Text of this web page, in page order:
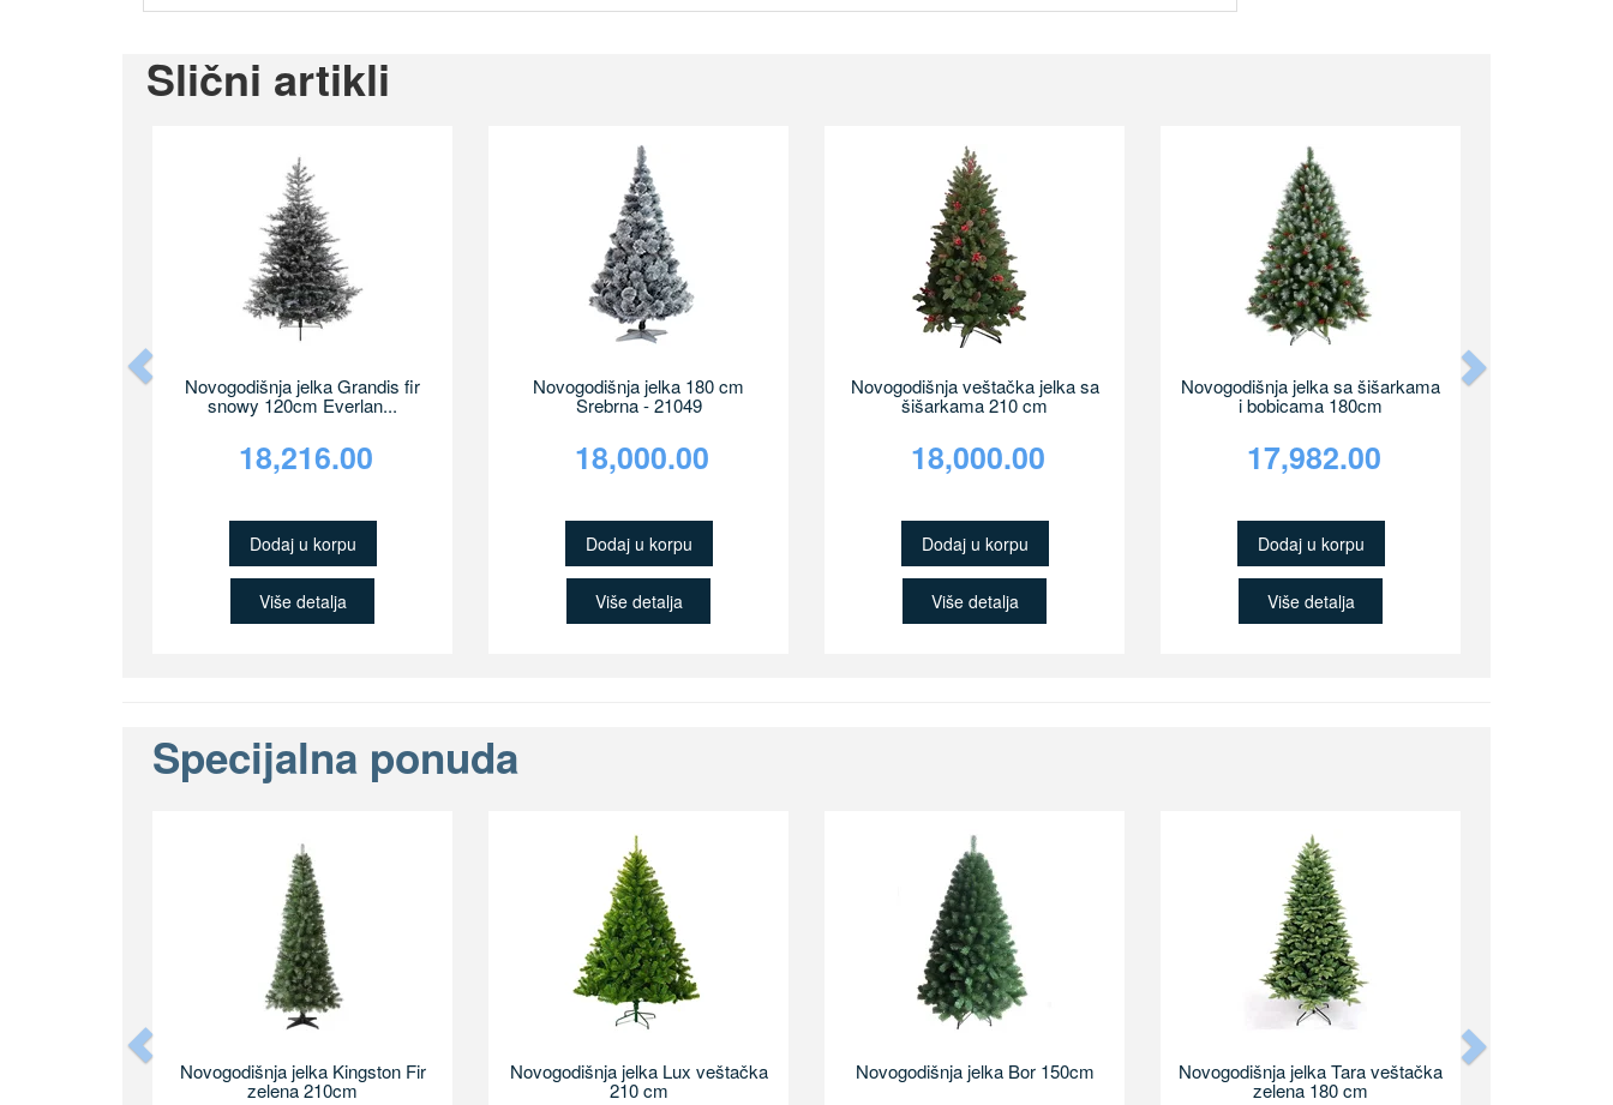
Slični artikli
Novogodišnja jelka Grandis fir
snowy 120cm Everlan...
18,216.00
Dodaj u korpu
Više detalja
Novogodišnja jelka 180 cm
Srebrna - 21049
18,000.00
Dodaj u korpu
Više detalja
Novogodišnja veštačka jelka sa
šišarkama 210 cm
18,000.00
Dodaj u korpu
Više detalja
Novogodišnja jelka sa šišarkama
i bobicama 180cm
17,982.00
Dodaj u korpu
Više detalja
Specijalna ponuda
Novogodišnja jelka Kingston Fir
zelena 210cm
Novogodišnja jelka Lux veštačka
210 cm
Novogodišnja jelka Bor 150cm Novogodišnja jelka Tara veštačka
zelena 180 cm